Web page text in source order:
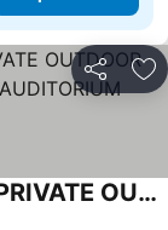
Compartir
ITZAE ORANGE, POLANQUITO, PRIVATE OUTDOOR BATHROOM, ON THE WAY TO THE AUDITORIUM